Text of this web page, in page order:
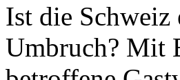
Ist die Schweiz
Umbruch? Mit